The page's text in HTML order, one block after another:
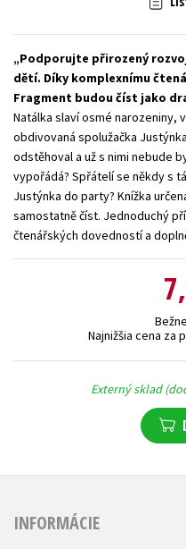
Výchova a pedagogika
Zdravie
Podporujte přirozený
dětí. Díky komplexnímu
Fragment budou číst jako
Natálka slaví osmé narozeniny,
obdivovaná spolužačka
odstěhoval a už s nimi nebude
vypořádá? Spřátelí se někdy s
Justýnka do party? Knížka
samostatně číst. Jednoduchý
čtenářských dovedností a
Bežne
Najnižšia cena za
Externý sklad
INFORMÁCIE